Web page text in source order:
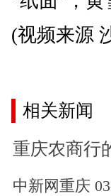
(视频来源
相关新闻
重庆农商行
中新网重庆